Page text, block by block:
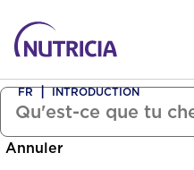
Tomber Enceinte
Annuler
FR INTRODUCTION